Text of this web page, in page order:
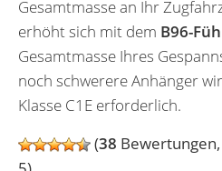
Gesamtmasse an Ihr
erhöht sich mit dem B96-
Gesamtmasse Ihres
noch schwerere Anhänger
Klasse C1E erforderlich.
(38